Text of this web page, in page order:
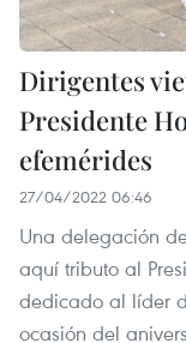
Dirigentes
Presidente
efemérides
27/04/2022 06:46
Una delegación
aquí tributo al
dedicado al líder
ocasión del